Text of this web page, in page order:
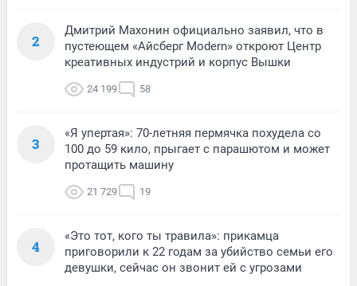
2
Дмитрий Махонин официально заявил, что в
пустеющем «Айсберг Modern» откроют Центр
креативных индустрий и корпус Вышки
24 199 58
3
«Я упертая»: 70-летняя пермячка похудела со
100 до 59 кило, прыгает с парашютом и может
протащить машину
21 729 19
4
«Это тот, кого ты травила»: прикамца
приговорили к 22 годам за убийство семьи его
девушки, сейчас он звонит ей с угрозами